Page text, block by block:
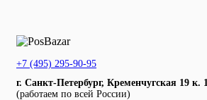
+7 (495) 295-90-95
г. Санкт-Петербург, Кременчугская 19 к. 1
(работаем по всей России)